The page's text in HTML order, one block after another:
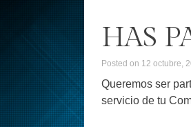
HAS
Posted on 12 octubre,
Queremos ser
servicio de tu